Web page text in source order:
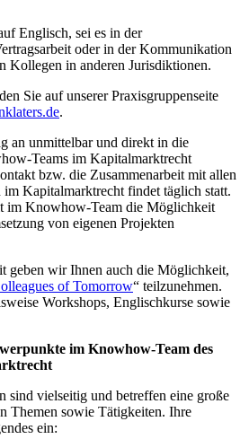
Englisch, sei es in der
oder in der Kommunikation
Kollegen in anderen Jurisdiktionen.
Sie auf unserer Praxisgruppenseite
.
an unmittelbar und direkt in die
Teams im Kapitalmarktrecht
bzw. die Zusammenarbeit mit allen
Kapitalmarktrecht findet täglich statt.
im Knowhow-Team die Möglichkeit
von eigenen Projekten
geben wir Ihnen auch die Möglichkeit,
of Tomorrow“ teilzunehmen.
Workshops, Englischkurse sowie
im Knowhow-Team des
sind vielseitig und betreffen eine große
Themen sowie Tätigkeiten. Ihre
ein: